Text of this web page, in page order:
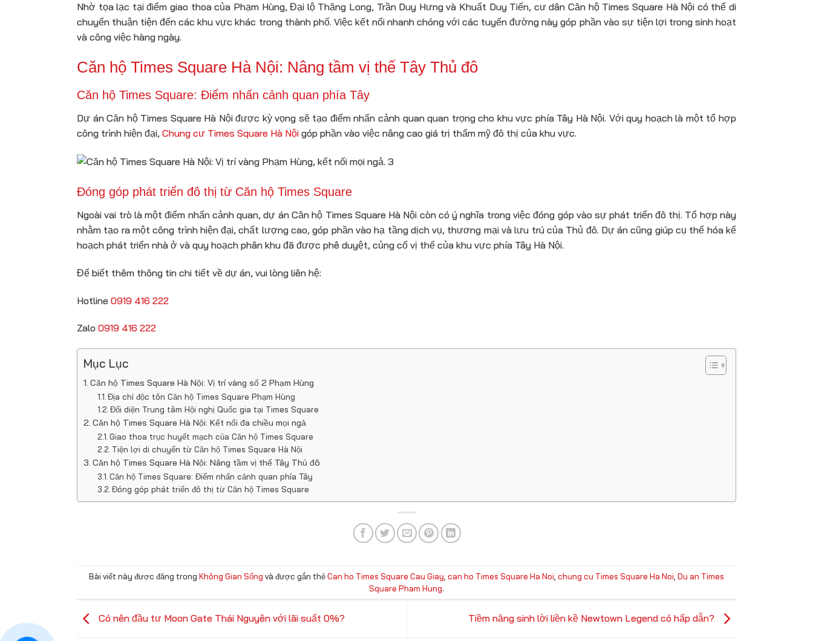
Nhờ tọa lạc tại điểm giao thoa của Phạm Hùng, Đại lộ Thăng Long, Trần Duy Hưng và Khuất Duy Tiến, cư dân Căn hộ Times Square Hà Nội có thể di
chuyển thuận tiện đến các khu vực khác trong thành phố. Việc kết nối nhanh chóng với các tuyến đường này góp phần vào sự tiện lợi trong sinh hoạt
và công việc hàng ngày.
Căn hộ Times Square Hà Nội: Nâng tầm vị thế Tây Thủ đô
Căn hộ Times Square: Điểm nhấn cảnh quan phía Tây
Dự án Căn hộ Times Square Hà Nội được kỳ vọng sẽ tạo điểm nhấn cảnh quan quan trọng cho khu vực phía Tây Hà Nội. Với quy hoạch là một tổ hợp
công trình hiện đại, Chung cư Times Square Hà Nội góp phần vào việc nâng cao giá trị thẩm mỹ đô thị của khu vực.
Đóng góp phát triển đô thị từ Căn hộ Times Square
Ngoài vai trò là một điểm nhấn cảnh quan, dự án Căn hộ Times Square Hà Nội còn có ý nghĩa trong việc đóng góp vào sự phát triển đô thị. Tổ hợp này
nhằm tạo ra một công trình hiện đại, chất lượng cao, góp phần vào hạ tầng dịch vụ, thương mại và lưu trú của Thủ đô. Dự án cũng giúp cụ thể hóa kế
hoạch phát triển nhà ở và quy hoạch phân khu đã được phê duyệt, củng cố vị thế của khu vực phía Tây Hà Nội.
Để biết thêm thông tin chi tiết về dự án, vui lòng liên hệ:
Hotline 0919 416 222
Zalo 0919 416 222
Mục Lục
Căn hộ Times Square Hà Nội: Vị trí vàng số 2 Phạm Hùng
Địa chỉ độc tôn Căn hộ Times Square Phạm Hùng
Đối diện Trung tâm Hội nghị Quốc gia tại Times Square
Căn hộ Times Square Hà Nội: Kết nối đa chiều mọi ngả
Giao thoa trục huyết mạch của Căn hộ Times Square
Tiện lợi di chuyển từ Căn hộ Times Square Hà Nội
Căn hộ Times Square Hà Nội: Nâng tầm vị thế Tây Thủ đô
Căn hộ Times Square: Điểm nhấn cảnh quan phía Tây
Đóng góp phát triển đô thị từ Căn hộ Times Square
Bài viết này được đăng trong Không Gian Sống và được gắn thẻCan ho Times Square Cau Giay can ho Times Square Ha Noi chung cu Times Square Ha Noi Du an Times
Square Pham Hung.
Có nên đầu tư Moon Gate Thái Nguyên với lãi suất 0%? Tiềm năng sinh lời liền kề Newtown Legend có hấp dẫn?